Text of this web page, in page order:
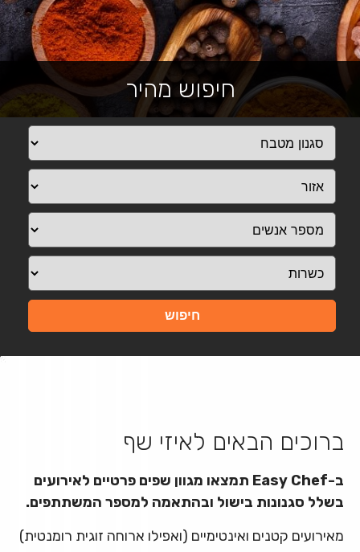
חיפוש מהיר
חיפוש
ברוכים הבאים לאיזי שף
ב-Easy Chef תמצאו מגוון שפים פרטיים לאירועים
בשלל סגנונות בישול ובהתאמה למספר המשתתפים.
מאירועים קטנים ואינטימיים (ואפילו ארוחה זוגית רומנטית)